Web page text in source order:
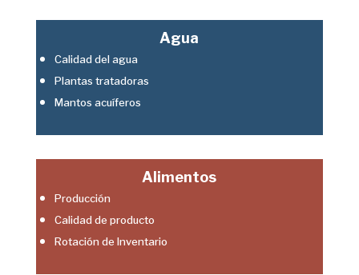
Agua
Calidad del agua​
Plantas tratadoras​
Mantos acuíferos​
Alimentos
Producción​
Calidad de producto​
Rotación de Inventario​